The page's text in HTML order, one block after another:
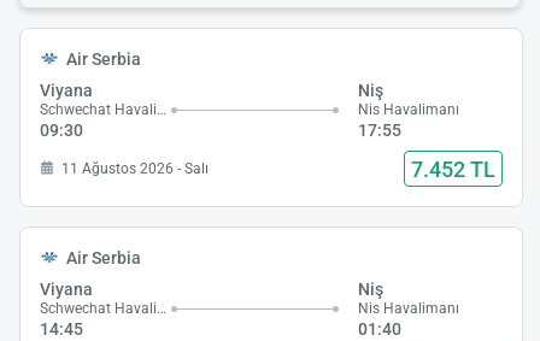
Air Serbia
Viyana
Schwechat Havalimanı
09:30
Niş
Nis Havalimanı
17:55
11 Ağustos 2026 - Salı 7.452 TL
Air Serbia
Viyana
Schwechat Havalimanı
14:45
Niş
Nis Havalimanı
01:40